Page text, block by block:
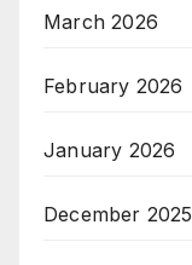
March 2026
February 2026
January 2026
December 2025